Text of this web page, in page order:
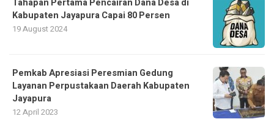
Tahapan Pertama Pencairan Dana Desa di
Kabupaten Jayapura Capai 80 Persen
19 August 2024
Pemkab Apresiasi Peresmian Gedung
Layanan Perpustakaan Daerah Kabupaten
Jayapura
12 April 2023